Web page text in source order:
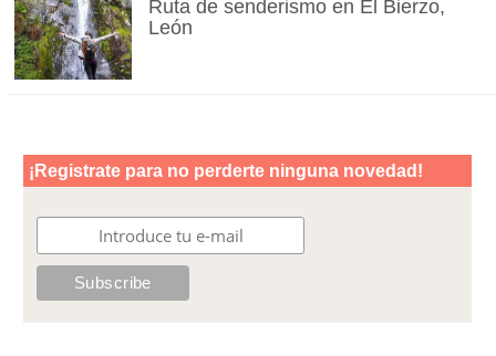
Ruta de senderismo en El Bierzo,
León